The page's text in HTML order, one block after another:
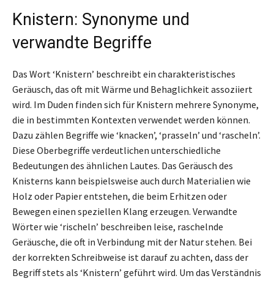
Knistern: Synonyme und
verwandte Begriffe
Das Wort ‘Knistern’ beschreibt ein charakteristisches
Geräusch, das oft mit Wärme und Behaglichkeit assoziiert
wird. Im Duden finden sich für Knistern mehrere Synonyme,
die in bestimmten Kontexten verwendet werden können.
Dazu zählen Begriffe wie ‘knacken’, ‘prasseln’ und ‘rascheln’.
Diese Oberbegriffe verdeutlichen unterschiedliche
Bedeutungen des ähnlichen Lautes. Das Geräusch des
Knisterns kann beispielsweise auch durch Materialien wie
Holz oder Papier entstehen, die beim Erhitzen oder
Bewegen einen speziellen Klang erzeugen. Verwandte
Wörter wie ‘rischeln’ beschreiben leise, raschelnde
Geräusche, die oft in Verbindung mit der Natur stehen. Bei
der korrekten Schreibweise ist darauf zu achten, dass der
Begriff stets als ‘Knistern’ geführt wird. Um das Verständnis